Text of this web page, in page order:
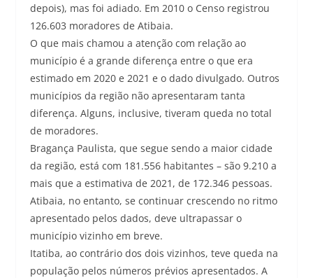
depois), mas foi adiado. Em 2010 o Censo registrou
126.603 moradores de Atibaia.
O que mais chamou a atenção com relação ao
município é a grande diferença entre o que era
estimado em 2020 e 2021 e o dado divulgado. Outros
municípios da região não apresentaram tanta
diferença. Alguns, inclusive, tiveram queda no total
de moradores.
Bragança Paulista, que segue sendo a maior cidade
da região, está com 181.556 habitantes – são 9.210 a
mais que a estimativa de 2021, de 172.346 pessoas.
Atibaia, no entanto, se continuar crescendo no ritmo
apresentado pelos dados, deve ultrapassar o
município vizinho em breve.
Itatiba, ao contrário dos dois vizinhos, teve queda na
população pelos números prévios apresentados. A